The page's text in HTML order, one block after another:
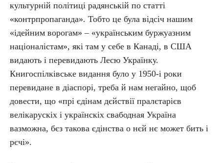
культурній політиці радянській по статті
«контрпропаганда». Тобто це була відсіч нашим
«ідейним ворогам» – «українським буржуазним
націоналістам», які там у себе в Канаді, в США
видають і перевидають Лесю Українку.
Книгоспілківське видання було у 1950-і роки
перевидане в діаспорі, треба й нам негайно, щоб
довести, що «прі єдінам дєйствії пралєтарієв
велікарускіх і українскіх свабодная Україна
вазможна, бєз такова єдінства о нєй нє может бить і
рєчі».